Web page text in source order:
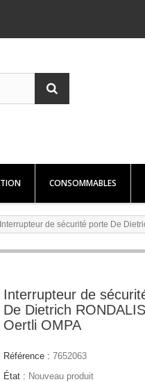
CONSOMMABLES
Interrupteur de sécurité porte De
Interrupteur de
De Dietrich
Oertli OMPA
Référence : 7652063
État : Nouveau produit